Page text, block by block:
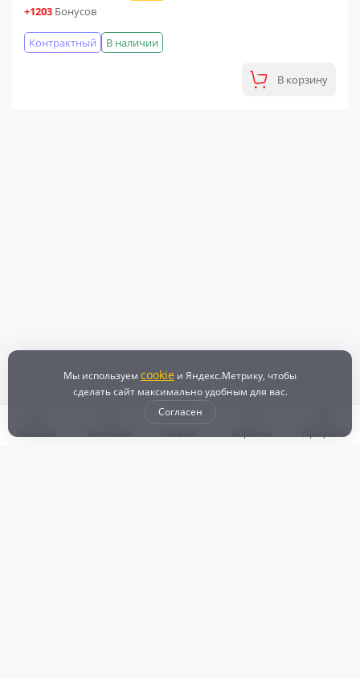
+1203 Бонусов
В наличии
Контрактный
В корзину
Мы используем cookie и Яндекс.Метрику, чтобы
сделать сайт максимально удобным для вас.
Согласен